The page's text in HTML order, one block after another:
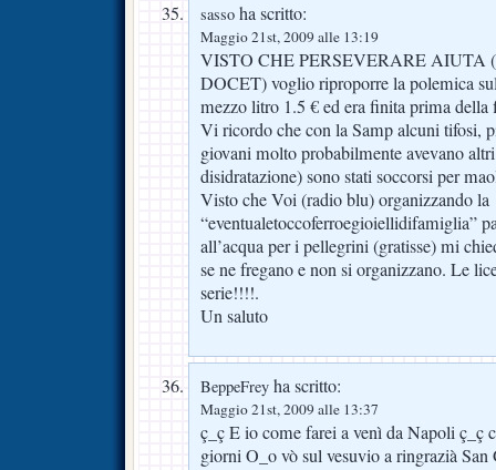
sasso ha scritto:
Maggio 21st, 2009 alle 13:19
VISTO CHE PERSEVERARE AIUTA
DOCET) voglio riproporre la polemica
mezzo litro 1.5 € ed era finita prima
Vi ricordo che con la Samp alcuni tifosi,
giovani molto probabilmente avevano
disidratazione) sono stati soccorsi per
Visto che Voi (radio blu) organizzando la
“eventualetoccoferroegioiellidifamiglia”
all’acqua per i pellegrini (gratisse) mi
se ne fregano e non si organizzano. Le
serie!!!!.
Un saluto
BeppeFrey ha scritto:
Maggio 21st, 2009 alle 13:37
ç_ç E io come farei a venì da Napoli ç_ç
giorni O_o vò sul vesuvio a ringrazià San